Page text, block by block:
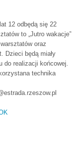
12 odbędą się 22
to „Jutro wakacje”
oraz
Dzieci będą miały
do realizacji końcowej.
technika